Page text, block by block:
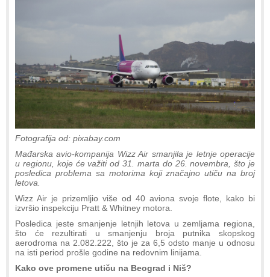
Fotografija od: pixabay.com
Mađarska avio-kompanija Wizz Air smanjila je letnje operacije
u regionu, koje će važiti od 31. marta do 26. novembra, što je
posledica problema sa motorima koji značajno utiču na broj
letova.
Wizz Air je prizemljio više od 40 aviona svoje flote, kako bi
izvršio inspekciju Pratt & Whitney motora.
Posledica jeste smanjenje letnjih letova u zemljama regiona,
što će rezultirati u smanjenju broja putnika skopskog
aerodroma na 2.082.222, što je za 6,5 odsto manje u odnosu
na isti period prošle godine na redovnim linijama.
Kako ove promene utiču na Beograd i Niš?